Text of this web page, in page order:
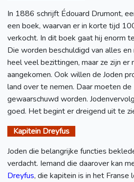
In 1886 schrijft Édouard Drumont,
een boek, waarvan er in korte tijd
verkocht. In dit boek gaat hij enorm
Die worden beschuldigd van alles
heel veel bezittingen, maar ze zijn er
aangekomen. Ook willen de Joden
land over te nemen. Daar moeten
gewaarschuwd worden.
goed. Het begint er dreigend uit te
Kapitein Dreyfus
Joden die belangrijke functies
verdacht. Iemand die daarover kan
Dreyfus, die kapitein is in het